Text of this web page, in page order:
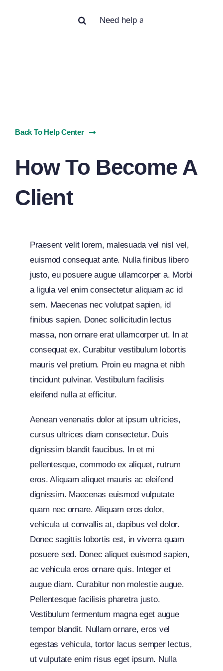
Back To Help Center
How To Become A
Client
Praesent velit lorem, malesuada vel nisl vel,
euismod consequat ante. Nulla finibus libero
justo, eu posuere augue ullamcorper a. Morbi
a ligula vel enim consectetur aliquam ac id
sem. Maecenas nec volutpat sapien, id
finibus sapien. Donec sollicitudin lectus
massa, non ornare erat ullamcorper ut. In at
consequat ex. Curabitur vestibulum lobortis
mauris vel pretium. Proin eu magna et nibh
tincidunt pulvinar. Vestibulum facilisis
eleifend nulla at efficitur.
Aenean venenatis dolor at ipsum ultricies,
cursus ultrices diam consectetur. Duis
dignissim blandit faucibus. In et mi
pellentesque, commodo ex aliquet, rutrum
eros. Aliquam aliquet mauris ac eleifend
dignissim. Maecenas euismod vulputate
quam nec ornare. Aliquam eros dolor,
vehicula ut convallis at, dapibus vel dolor.
Donec sagittis lobortis est, in viverra quam
posuere sed. Donec aliquet euismod sapien,
ac vehicula eros ornare quis. Integer et
augue diam. Curabitur non molestie augue.
Pellentesque facilisis pharetra justo.
Vestibulum fermentum magna eget augue
tempor blandit. Nullam ornare, eros vel
egestas vehicula, tortor lacus semper lectus,
ut vulputate enim risus eget ipsum. Nulla